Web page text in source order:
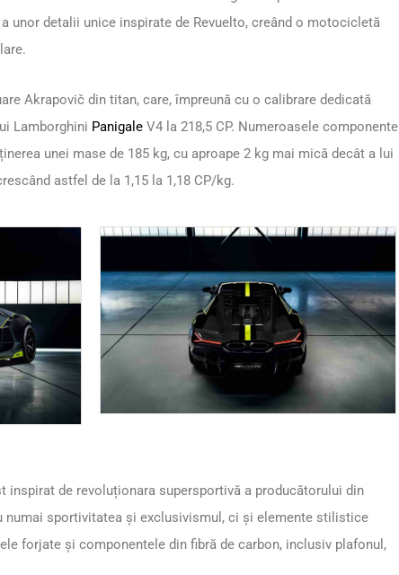
unor detalii unice inspirate de Revuelto, creând o motocicletă
Akrapovič din titan, care, împreună cu o calibrare dedicată
Lamborghini Panigale V4 la 218,5 CP. Numeroasele componente
unei mase de 185 kg, cu aproape 2 kg mai mică decât a lui
astfel de la 1,15 la 1,18 CP/kg.
inspirat de revoluționara supersportivă a producătorului din
numai sportivitatea și exclusivismul, ci și elemente stilistice
forjate și componentele din fibră de carbon, inclusiv plafonul,